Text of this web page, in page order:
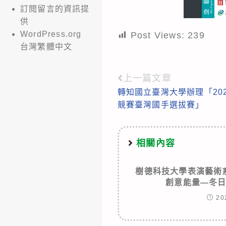
Post Views: 239
Read
more
上一篇文章
轉知國立臺灣大學辦理「
競賽臺灣國手選拔賽」
相關內容
樹德科技大學表演藝
創意能量—冬
訂閱留言的資訊提
供
WordPress.org
台灣繁體中文